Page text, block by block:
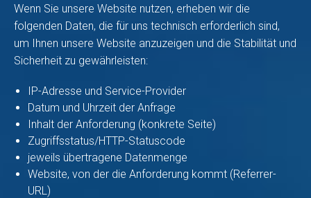
Wenn Sie unsere Website nutzen, erheben wir die
folgenden Daten, die für uns technisch erforderlich sind,
um Ihnen unsere Website anzuzeigen und die Stabilität und
Sicherheit zu gewährleisten:
IP-Adresse und Service-Provider
Datum und Uhrzeit der Anfrage
Inhalt der Anforderung (konkrete Seite)
Zugriffsstatus/HTTP-Statuscode
jeweils übertragene Datenmenge
Website, von der die Anforderung kommt (Referrer-
URL)